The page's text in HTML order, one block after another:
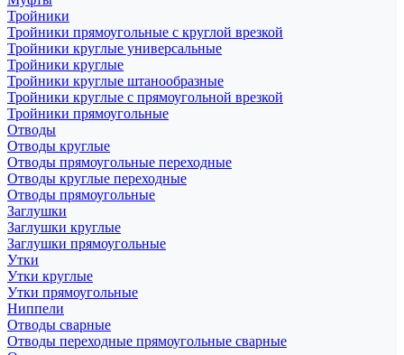
Тройники
Тройники прямоугольные с круглой врезкой
Тройники круглые универсальные
Тройники круглые
Тройники круглые штанообразные
Тройники круглые с прямоугольной врезкой
Тройники прямоугольные
Отводы
Отводы круглые
Отводы прямоугольные переходные
Отводы круглые переходные
Отводы прямоугольные
Заглушки
Заглушки круглые
Заглушки прямоугольные
Утки
Утки круглые
Утки прямоугольные
Ниппели
Отводы сварные
Отводы переходные прямоугольные сварные